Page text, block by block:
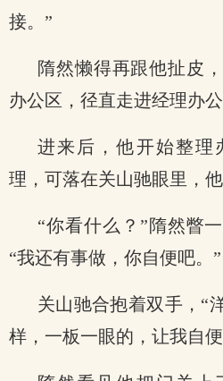
接。”
隋然懒得再跟他扯皮
办公区，径直走进经理办公
进来后，他开始整理
理，可落在关山驰眼里，他
“你看什么？”隋然瞥
“我还有事做，你自便吧。”
关山驰合抱着双手，“
样，一板一眼的，让我自